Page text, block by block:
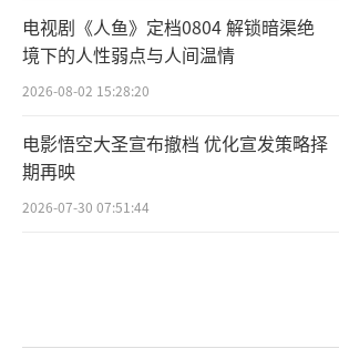
电视剧《人鱼》定档0804 解锁暗渠绝
境下的人性弱点与人间温情
2026-08-02 15:28:20
电影悟空大圣宣布撤档 优化宣发策略择
期再映
2026-07-30 07:51:44